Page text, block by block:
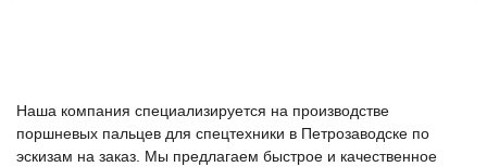
Наша компания специализируется на производстве
поршневых пальцев для спецтехники в Петрозаводске по
эскизам на заказ. Мы предлагаем быстрое и качественное